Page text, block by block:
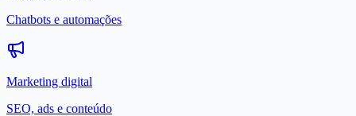
Chatbots e automações
Marketing digital
SEO, ads e conteúdo